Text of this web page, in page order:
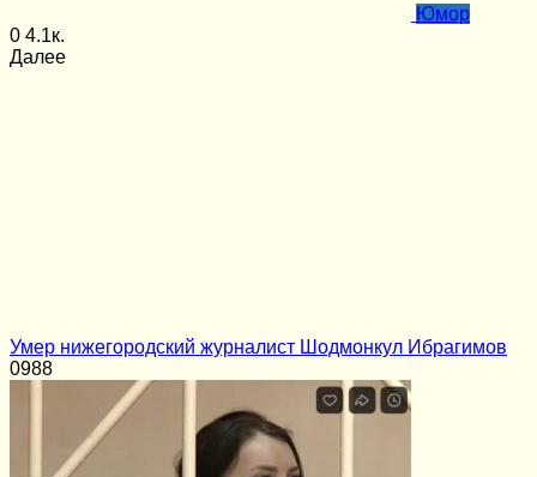
Юмор
0 4.1к.
Далее
Умер нижегородский журналист Шодмонкул Ибрагимов
0988